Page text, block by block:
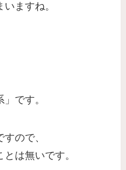
ますね。
です。
ので、
は無いです。